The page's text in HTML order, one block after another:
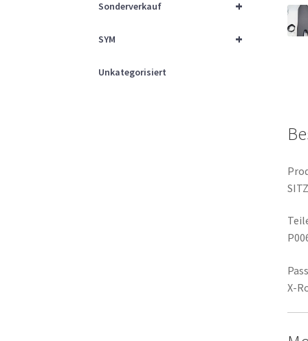
X-
+
Sonderverkauf
+
SYM
Unkategorisiert